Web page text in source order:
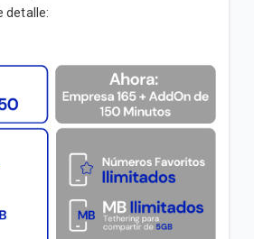
exclusivo para impulsar tu
Empresa Medio ahora tiene
tu M2M"
velocidad de su plan Empresa
detalle: